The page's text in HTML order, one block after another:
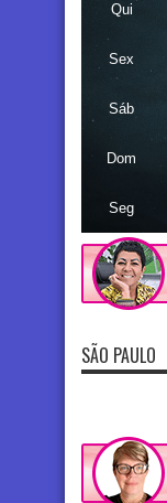
Qui
Sex
Sáb
Dom
Seg
SÃO PAULO